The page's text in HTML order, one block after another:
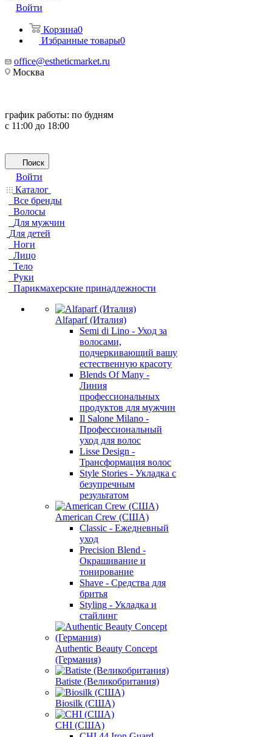
Войти
Корзина0
Избранные товары0
office@estheticmarket.ru
Москва
график работы: по будням
с 11:00 до 18:00
Поиск
Войти
Каталог
Все бренды
Волосы
Для мужчин
Для детей
Ноги
Лицо
Тело
Руки
Парикмахерские принадлежности
Alfaparf (Италия)
Semi di Lino - Уход за
волосами,
подчеркивающий вашу
естественную красоту
Blends Of Many -
Линия
профессиональных
продуктов для мужчин
Il Salone Milano -
Профессиональный
уход для волос
Lisse Design -
Трансформация волос
Style Stories - Укладка с
безупречным
результатом
American Crew (США)
Classic - Ежедневный
уход
Precision Blend -
Окрашивание и
тонирование
Shave - Средства для
бритья
Styling - Укладка и
стайлинг
Authentic Beauty Concept
(Германия)
Batiste (Великобритания)
Biosilk (США)
CHI (США)